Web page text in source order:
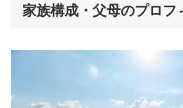
家族構成・父母のプロフ